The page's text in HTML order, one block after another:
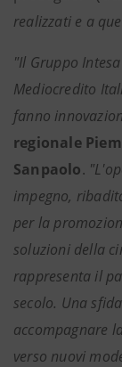
realizzati e a
"Il Gruppo
Mediocredito
fanno
regionale
Sanpaolo.
impegno,
per la
soluzioni della
rappresenta il
secolo. Una
accompagnare
verso nuovi